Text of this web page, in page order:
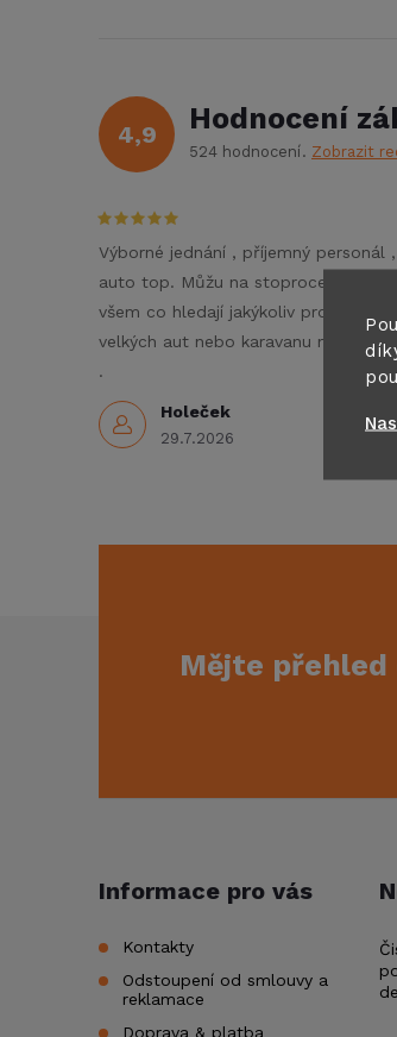
4,9 Hodnocení
524 hodnocení Zobrazit
Holeček
29.7.2026
Výborné jednání , příjemný personál ,
auto top. Můžu na stoprocent
všem co hledají jakýkoliv pronájem
velkých aut nebo karavanu na
.
Mějte přehled
Informace pro vás
Kontakty
Odstoupení od smlouvy a
reklamace
Doprava & platba